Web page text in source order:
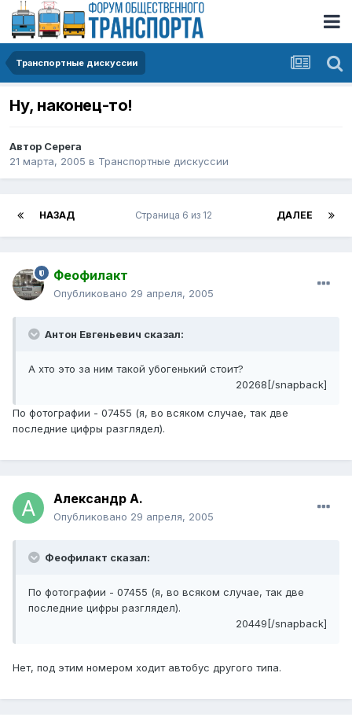
Транспортные дискуссии
Ну, наконец-то!
Автор Серега
21 марта, 2005 в Транспортные дискуссии
НАЗАД ДАЛЕЕ
Страница 6 из 12
Феофилакт
Опубликовано 29 апреля, 2005
Антон Евгеньевич сказал:
А хто это за ним такой убогенький стоит?
20268[/snapback]
По фотографии - 07455 (я, во всяком случае, так две
последние цифры разглядел).
Александр А.
Опубликовано 29 апреля, 2005
Феофилакт сказал:
По фотографии - 07455 (я, во всяком случае, так две
последние цифры разглядел).
20449[/snapback]
Нет, под этим номером ходит автобус другого типа.